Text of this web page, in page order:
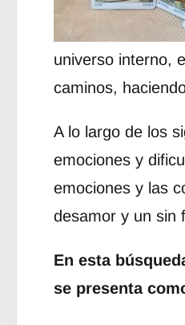
universo interno,
caminos,
A lo largo de los
emociones y
emociones y las
desamor y un sin
En esta
se presenta